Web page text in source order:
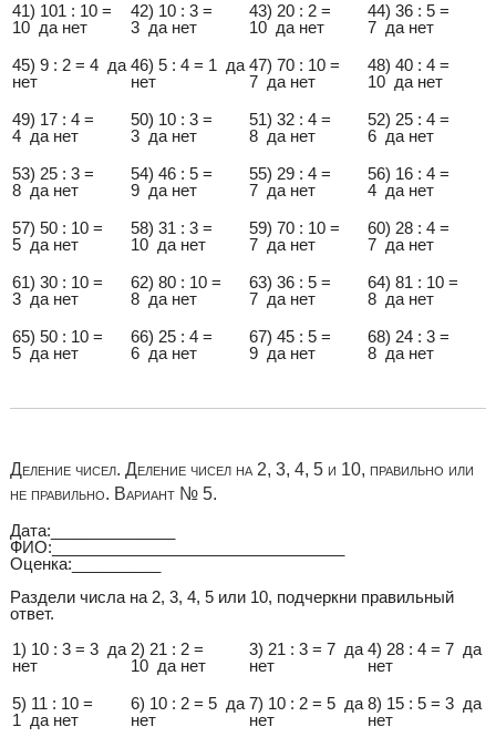
41) 101 : 10 =
10 да нет
42) 10 : 3 =
3 да нет
43) 20 : 2 =
10 да нет
44) 36 : 5 =
7 да нет
45) 9 : 2 = 4 да
нет
46) 5 : 4 = 1 да
нет
47) 70 : 10 =
7 да нет
48) 40 : 4 =
10 да нет
49) 17 : 4 =
4 да нет
50) 10 : 3 =
3 да нет
51) 32 : 4 =
8 да нет
52) 25 : 4 =
6 да нет
53) 25 : 3 =
8 да нет
54) 46 : 5 =
9 да нет
55) 29 : 4 =
7 да нет
56) 16 : 4 =
4 да нет
57) 50 : 10 =
5 да нет
58) 31 : 3 =
10 да нет
59) 70 : 10 =
7 да нет
60) 28 : 4 =
7 да нет
61) 30 : 10 =
3 да нет
62) 80 : 10 =
8 да нет
63) 36 : 5 =
7 да нет
64) 81 : 10 =
8 да нет
65) 50 : 10 =
5 да нет
66) 25 : 4 =
6 да нет
67) 45 : 5 =
9 да нет
68) 24 : 3 =
8 да нет
Деление чисел. Деление чисел на 2, 3, 4, 5 и 10, правильно или
не правильно. Вариант № 5.
Дата:______________
ФИО:_________________________________
Оценка:__________
Раздели числа на 2, 3, 4, 5 или 10, подчеркни правильный
ответ.
1) 10 : 3 = 3 да
нет
2) 21 : 2 =
10 да нет
3) 21 : 3 = 7 да
нет
4) 28 : 4 = 7 да
нет
5) 11 : 10 =
1 да нет
6) 10 : 2 = 5 да
нет
7) 10 : 2 = 5 да
нет
8) 15 : 5 = 3 да
нет